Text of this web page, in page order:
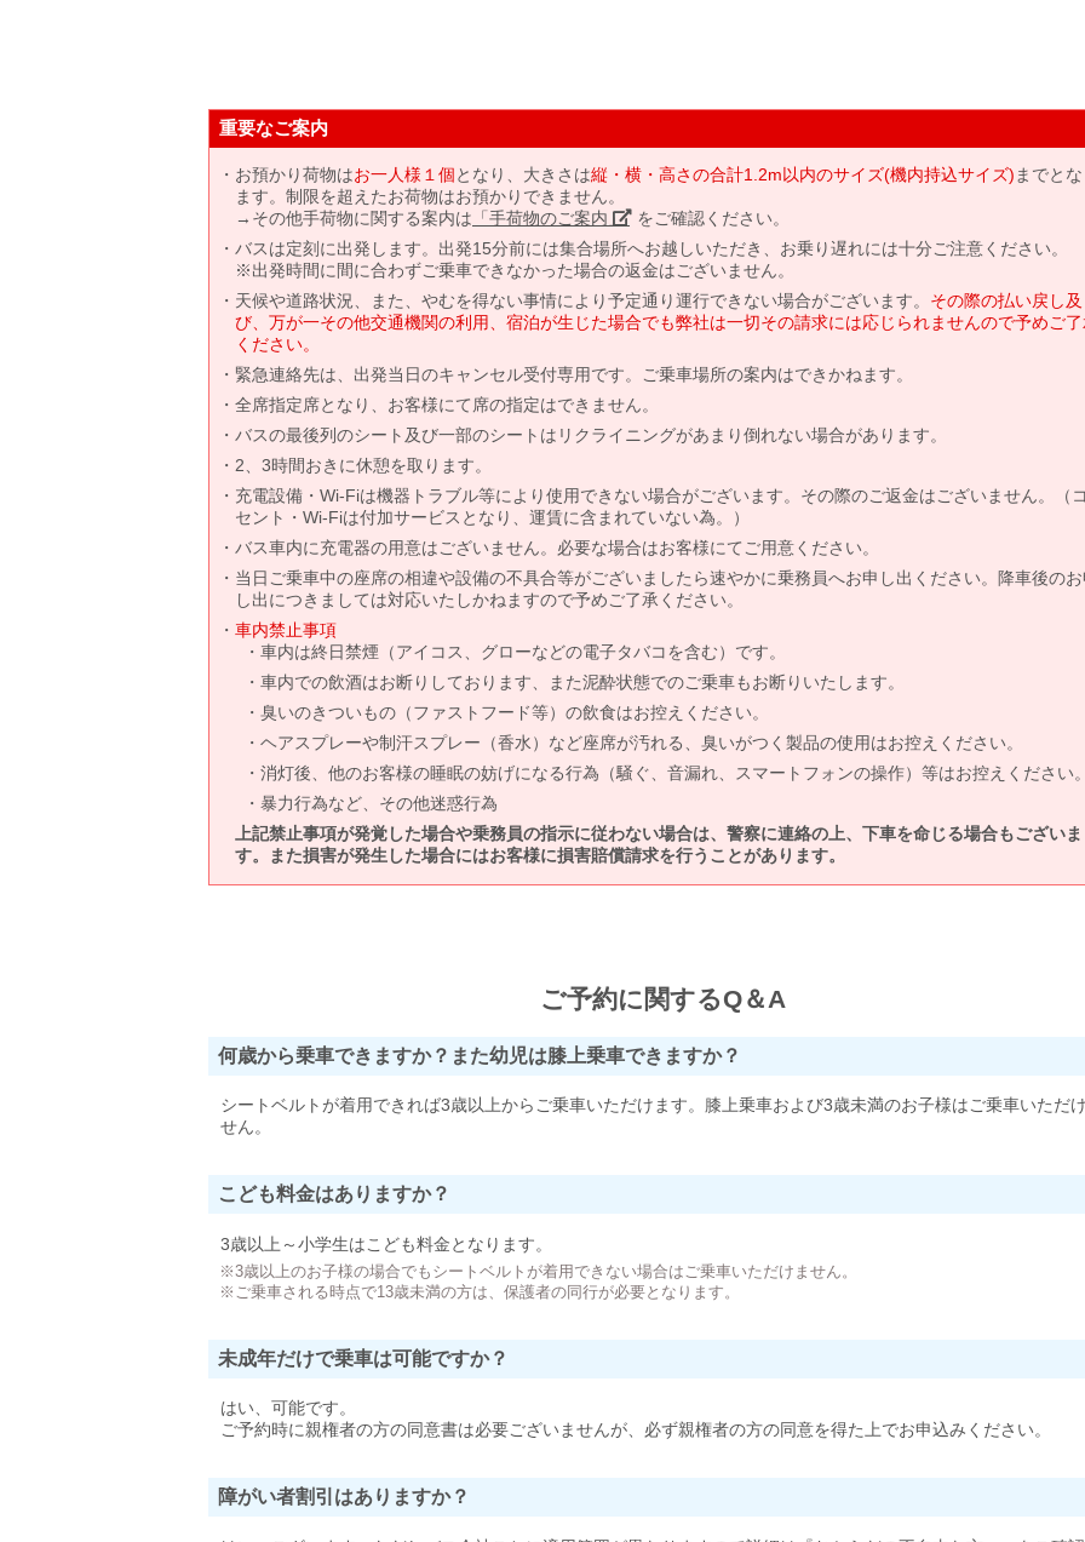
重要なご案内
お預かり荷物はお一人様１個となり、大きさは縦・横・高さの合計1.2m以内のサイズ(機内持込サイズ) までと
ます。制限を超えたお荷物はお預かりできません。
→その他手荷物に関する案内は 「手荷物のご案内」 をご確認ください。
バスは定刻に出発します。出発15分前には集合場所へお越しいただき、お乗り遅れには十分ご注意ください。
※出発時間に間に合わずご乗車できなかった場合の返金はございません。
天候や道路状況、また、やむを得ない事情により予定通り運行できない場合がございます。 その際の払い戻し及
び、万が一その他交通機関の利用、宿泊が生じた場合でも弊社は一切その請求には応じられませんので予めご
ください。
緊急連絡先は、出発当日のキャンセル受付専用です。ご乗車場所の案内はできかねます。
全席指定席となり、お客様にて席の指定はできません。
バスの最後列のシート及び一部のシートはリクライニングがあまり倒れない場合があります。
2、3時間おきに休憩を取ります。
充電設備・Wi-Fiは機器トラブル等により使用できない場合がございます。その際のご返金はございません。（
セント・Wi-Fiは付加サービスとなり、運賃に含まれていない為。）
バス車内に充電器の用意はございません。必要な場合はお客様にてご用意ください。
当日ご乗車中の座席の相違や設備の不具合等がございましたら速やかに乗務員へお申し出ください。降車後の
し出につきましては対応いたしかねますので予めご了承ください。
車内禁止事項
車内は終日禁煙（アイコス、グローなどの電子タバコを含む）です。
車内での飲酒はお断りしております、また泥酔状態でのご乗車もお断りいたします。
臭いのきついもの（ファストフード等）の飲食はお控えください。
ヘアスプレーや制汗スプレー（香水）など座席が汚れる、臭いがつく製品の使用はお控えください。
消灯後、他のお客様の睡眠の妨げになる行為（騒ぐ、音漏れ、スマートフォンの操作）等はお控えください
暴力行為など、その他迷惑行為
上記禁止事項が発覚した場合や乗務員の指示に従わない場合は、警察に連絡の上、下車を命じる場合もございま
す。また損害が発生した場合にはお客様に損害賠償請求を行うことがあります。
ご予約に関するQ＆A
何歳から乗車できますか？また幼児は膝上乗車できますか？
シートベルトが着用できれば3歳以上からご乗車いただけます。膝上乗車および3歳未満のお子様はご乗車いただ
せん。
こども料金はありますか？
3歳以上～小学生はこども料金となります。
※3歳以上のお子様の場合でもシートベルトが着用できない場合はご乗車いただけません。
※ご乗車される時点で13歳未満の方は、保護者の同行が必要となります。
未成年だけで乗車は可能ですか？
はい、可能です。
ご予約時に親権者の方の同意書は必要ございませんが、必ず親権者の方の同意を得た上でお申込みください。
障がい者割引はありますか？